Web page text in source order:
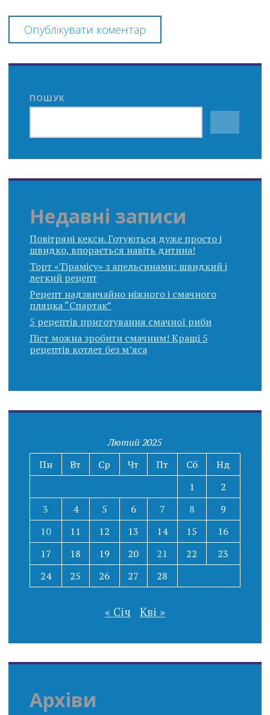
ПОШУК
Недавні записи
Повітряні кекси. Готуються дуже просто і
швидко, впорається навіть дитина!
Торт «Тірамісу» з апельсинами: швидкий і
легкий рецепт
Рецепт надзвичайно ніжного і смачного
пляцка “Спартак”
5 рецептів приготування смачної риби
Піст можна зробити смачним! Кращі 5
рецептів котлет без м’яса
Лютий 2025
Пн
Вт Ср Чт Пт Сб
Нд
1
2
3
4 5 6 7 8
9
10
11 12 13 14 15
16
17
18 19 20 21 22
23
24
25 26 27 28
« Січ Кві »
Архіви